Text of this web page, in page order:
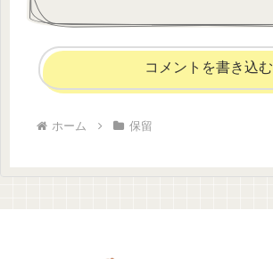
コメントを書き込む
ホーム 保留